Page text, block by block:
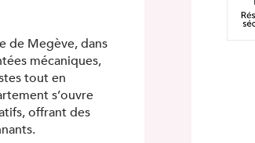
Veuillez remplir les champs ci-dessous pour pouvoir
de Megève, dans
mécaniques,
tout en
s’ouvre
offrant des